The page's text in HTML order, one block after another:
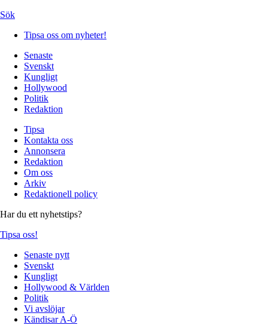
Sök
Tipsa oss om nyheter!
Senaste
Svenskt
Kungligt
Hollywood
Politik
Redaktion
Tipsa
Kontakta oss
Annonsera
Redaktion
Om oss
Arkiv
Redaktionell policy
Har du ett nyhetstips?
Tipsa oss!
Senaste nytt
Svenskt
Kungligt
Hollywood & Världen
Politik
Vi avslöjar
Kändisar A-Ö